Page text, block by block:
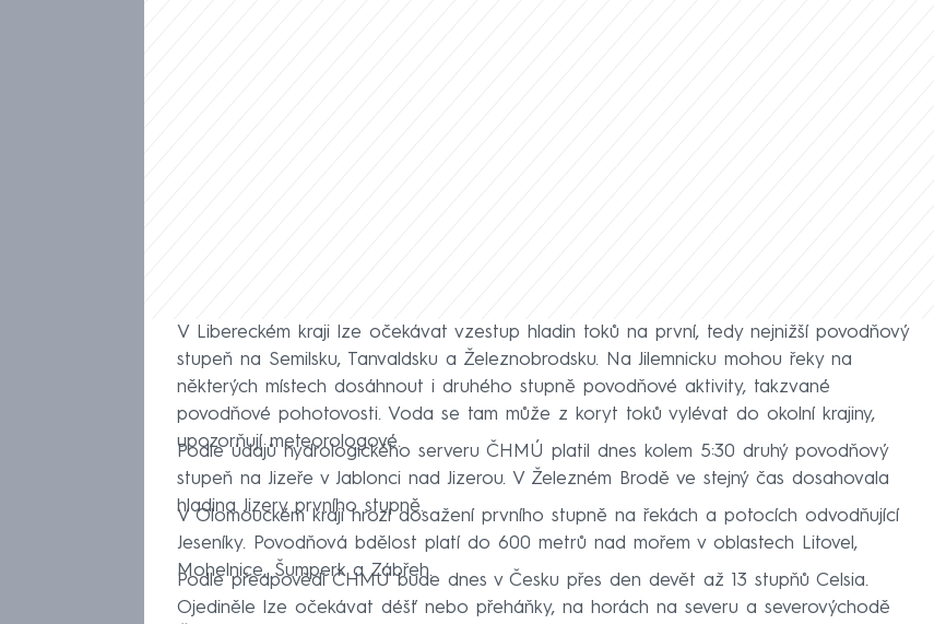
V Libereckém kraji lze očekávat vzestup hladin toků na první, tedy nejnižší povodňový
stupeň na Semilsku, Tanvaldsku a Železnobrodsku. Na Jilemnicku mohou řeky na
některých místech dosáhnout i druhého stupně povodňové aktivity, takzvané
povodňové pohotovosti. Voda se tam může z koryt toků vylévat do okolní krajiny,
upozorňují meteorologové.
Podle údajů hydrologického serveru ČHMÚ platil dnes kolem 5:30 druhý povodňový
stupeň na Jizeře v Jablonci nad Jizerou. V Železném Brodě ve stejný čas dosahovala
hladina Jizery prvního stupně.
V Olomouckém kraji hrozí dosažení prvního stupně na řekách a potocích odvodňující
Jeseníky. Povodňová bdělost platí do 600 metrů nad mořem v oblastech Litovel,
Mohelnice, Šumperk a Zábřeh.
Podle předpovědi ČHMÚ bude dnes v Česku přes den devět až 13 stupňů Celsia.
Ojediněle lze očekávat déšť nebo přeháňky, na horách na severu a severovýchodě